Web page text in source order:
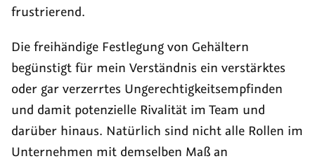
frustrierend.
Die freihändige Festlegung von Gehältern
begünstigt für mein Verständnis ein verstärktes
oder gar verzerrtes Ungerechtigkeitsempfinden
und damit potenzielle Rivalität im Team und
darüber hinaus. Natürlich sind nicht alle Rollen im
Unternehmen mit demselben Maß an